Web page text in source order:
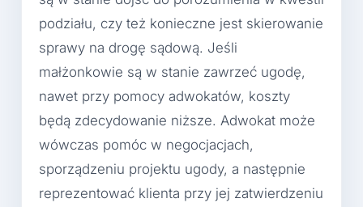
podziału, czy też konieczne jest skierowanie
sprawy na drogę sądową. Jeśli
małżonkowie są w stanie zawrzeć ugodę,
nawet przy pomocy adwokatów, koszty
będą zdecydowanie niższe. Adwokat może
wówczas pomóc w negocjacjach,
sporządzeniu projektu ugody, a następnie
reprezentować klienta przy jej zatwierdzeniu